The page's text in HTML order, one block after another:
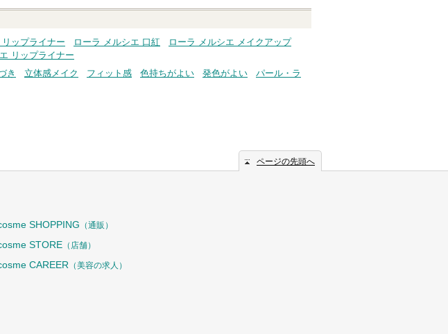
ップライナー ローラ メルシエ 口紅
ローラ メルシエ メイクアップ
リップライナー
き 立体感メイク フィット感 色持ちがよい 発色がよい
パール・ラ
ページの先頭へ
SHOPPING （通販）
STORE （店舗）
CAREER （美容の求人）